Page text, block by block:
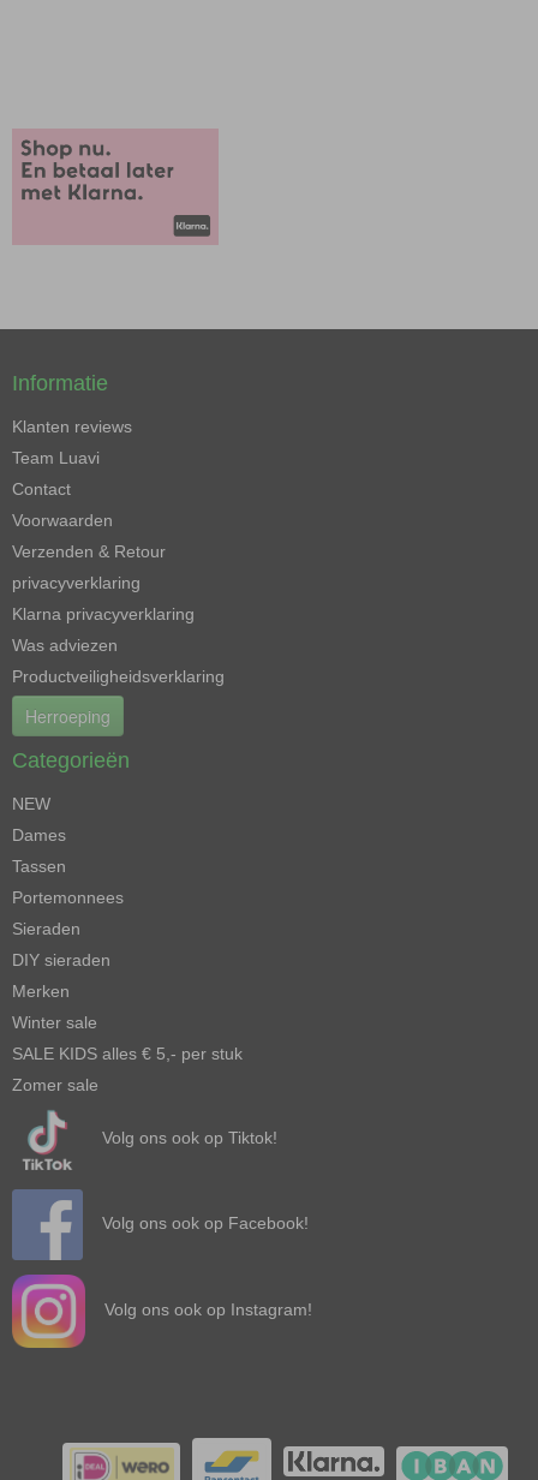
Informatie
Klanten reviews
Team Luavi
Contact
Voorwaarden
Verzenden & Retour
privacyverklaring
Klarna privacyverklaring
Was adviezen
Productveiligheidsverklaring
Herroeping
Categorieën
NEW
Dames
Tassen
Portemonnees
Sieraden
DIY sieraden
Merken
Winter sale
SALE KIDS alles € 5,- per stuk
Zomer sale
Volg ons ook op Tiktok!
Volg ons ook op Facebook!
Volg ons ook op Instagram!